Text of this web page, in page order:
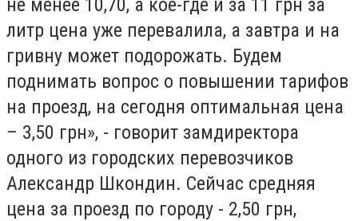
литр цена уже перевалила, а завтра и на
гривну может подорожать. Будем
поднимать вопрос о повышении тарифов
на проезд, на сегодня оптимальная цена
– 3,50 грн», - говорит замдиректора
одного из городских перевозчиков
Александр Шкондин. Сейчас средняя
цена за проезд по городу - 2,50 грн,